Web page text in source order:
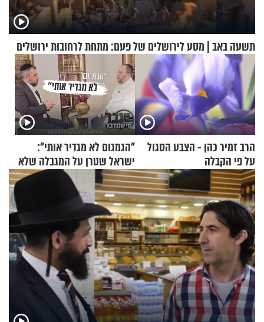
תשעה באב | מסע לירושלים של פעם: מתחת לרחובות ירושלים
הרב זמיר כהן - הצבע הסגול
על פי הקבלה
"הגמגום לא מגדיר אותי":
ישראל שטרן על המגבלה שלא
עוצרת אותו